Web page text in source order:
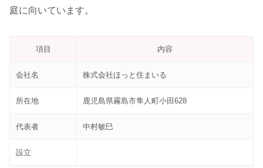
庭に向いています。
項目 内容
会社名 株式会社ほっと住まいる
所在地 鹿児島県霧島市隼人町小田628
代表者 中村敏巳
設立